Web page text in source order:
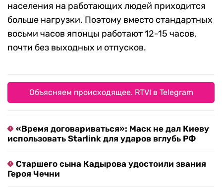
населения на работающих людей приходится
больше нагрузки. Поэтому вместо стандартных
восьми часов японцы работают 12-15 часов,
почти без выходных и отпусков.
Объясняем происходящее. RTVI в Telegram
«Время договариваться»: Маск не дал Киеву
использовать Starlink для ударов вглубь РФ
Старшего сына Кадырова удостоили звания
Героя Чечни